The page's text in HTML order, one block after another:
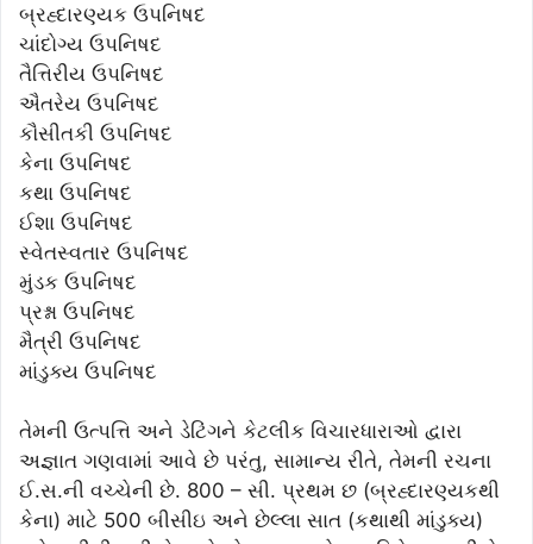
બ્રહ્દારણ્યક ઉપનિષદ
ચાંદોગ્ય ઉપનિષદ
તૈત્તિરીય ઉપનિષદ
ઐતરેય ઉપનિષદ
કૌસીતકી ઉપનિષદ
કેના ઉપનિષદ
કથા ઉપનિષદ
ઈશા ઉપનિષદ
સ્વેતસ્વતાર ઉપનિષદ
મુંડક ઉપનિષદ
પ્રશ્ના ઉપનિષદ
મૈત્રી ઉપનિષદ
માંડુક્ય ઉપનિષદ
તેમની ઉત્પત્તિ અને ડેટિંગને કેટલીક વિચારધારાઓ દ્વારા
અજ્ઞાત ગણવામાં આવે છે પરંતુ, સામાન્ય રીતે, તેમની રચના
ઈ.સ.ની વચ્ચેની છે. 800 – સી. પ્રથમ છ (બ્રહ્દારણ્યકથી
કેના) માટે 500 બીસીઇ અને છેલ્લા સાત (કથાથી માંડુક્ય)